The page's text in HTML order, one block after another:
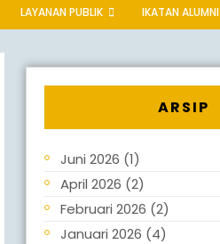
LAYANAN PUBLIK IKATAN ALUMNI
ARSIP
Juni 2026 (1)
April 2026 (2)
Februari 2026 (2)
Januari 2026 (4)